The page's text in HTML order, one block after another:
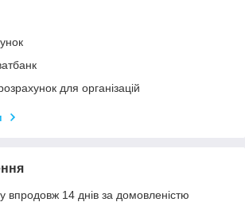
для організацій
впродовж 14 днів за домовленістю